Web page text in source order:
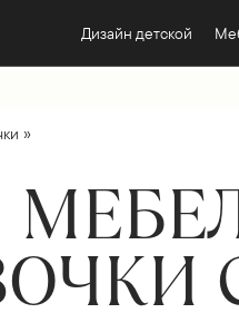
Дизайн детской
»